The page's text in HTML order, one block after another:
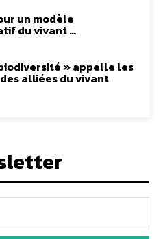
un modèle
du vivant …
biodiversité » appelle les
alliées du vivant